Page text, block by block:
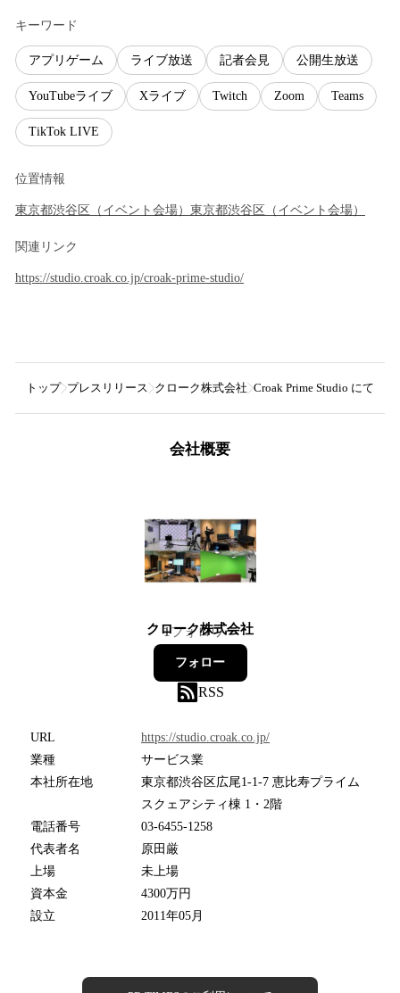
キーワード
アプリゲーム ライブ放送 記者会見 公開生放送
YouTubeライブ Xライブ Twitch Zoom Teams
TikTok LIVE
位置情報
東京都渋谷区 （ イベント会場） 東京都渋谷区 （ イベント会場）
関連リンク
https://studio.croak.co.jp/croak-prime-studio/
トップ プレスリリース クローク株式会社 Croak Prime Studio にて、
会社概要
クローク株式会社
1フォロワー
フォロー
RSS
URL
https://studio.croak.co.jp/
業種
サービス業
本社所在地
東京都渋谷区広尾1-1-7 恵比寿プライム
スクェアシティ棟 1・2階
電話番号
03-6455-1258
代表者名
原田厳
上場
未上場
資本金
4300万円
設立
2011年05月